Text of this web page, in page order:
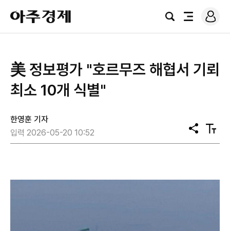
아
주
경
검
전
로
그
美 정보평가 "호르무즈 해협서 기뢰
최소 10개 식별"
한영훈 기자
입력 2026-05-20 10:52
공
유
텍
스